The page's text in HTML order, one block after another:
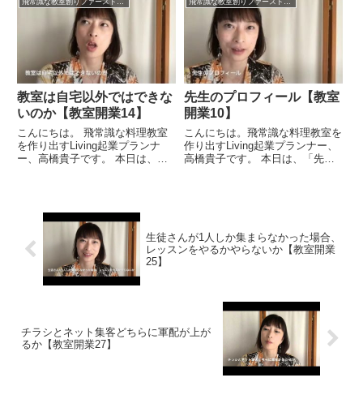
と思います。簡単にいうと、「知
識をすごく頭のなか...
について考えてみたいと思いま
す。大手教室のメリットというの
はやはり駅近というところが...
飛常識な教室創りファーストステップ31プログラム
教室は自宅以外ではできな
いのか【教室開業14】
こんにちは。 飛常識な料理教室
を作り出すLiving起業プランナ
ー、高橋貴子です。 本日は、
う講座をやっている性質上、 自
宅がベースになってくるとい...
飛常識な教室創りファーストステップ31プログラム
先生のプロフィール【教室
開業10】
こんにちは。飛常識な料理教室を
作り出すLiving起業プランナー、
高橋貴子です。 本日は、「先生
生徒さんが1人しか集まらなかった場合、
レッスンをやるかやらないか【教室開業
25】
チラシとネット集客どちらに軍配が上が
るか【教室開業27】